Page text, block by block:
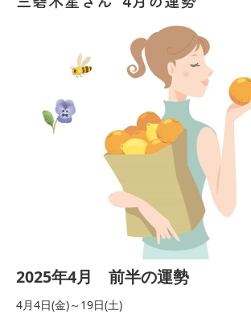
2025年4月 前半の運勢
4月4日(金)～19日(土)